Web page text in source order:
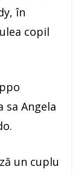
în
copil
sa Angela
un cuplu